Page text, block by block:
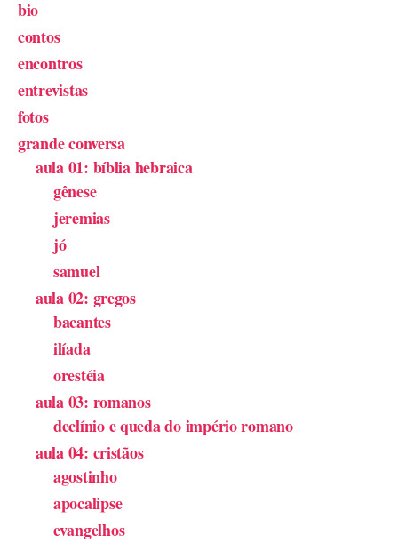
bio
contos
encontros
entrevistas
fotos
grande conversa
aula 01: bíblia hebraica
gênese
jeremias
jó
samuel
aula 02: gregos
bacantes
ilíada
orestéia
aula 03: romanos
declínio e queda do império romano
aula 04: cristãos
agostinho
apocalipse
evangelhos